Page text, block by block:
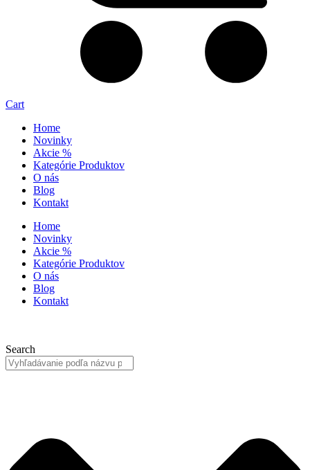
Cart
Home
Novinky
Akcie %
Kategórie Produktov
O nás
Blog
Kontakt
Home
Novinky
Akcie %
Kategórie Produktov
O nás
Blog
Kontakt
Search